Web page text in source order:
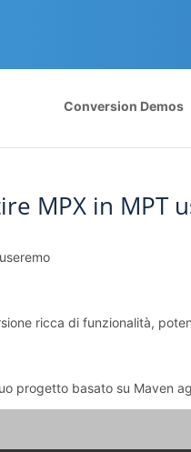
Conversion Demos
MPX in MPT
ricca di funzionalità,
progetto basato su Maven